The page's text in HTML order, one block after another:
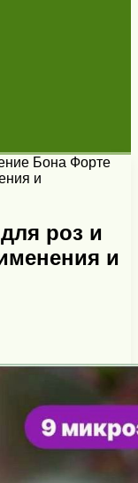
Бона Форте
и
роз и
и